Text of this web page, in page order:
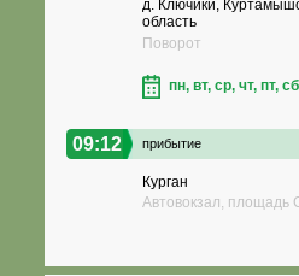
д. Ключики,
область
Поворот
пн, вт, ср, чт, пт, сб
09:12 прибытие
Курган
Автовокзал, площадь